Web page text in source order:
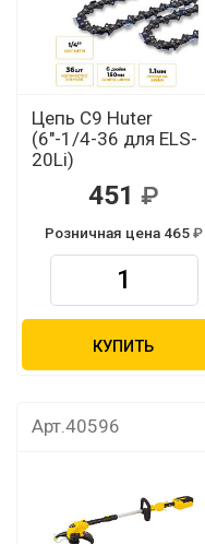
Цепь С9 Huter
(6"-1/4-36 для ELS-
20Li)
451
Розничная цена 465
КУПИТЬ
Арт.40596